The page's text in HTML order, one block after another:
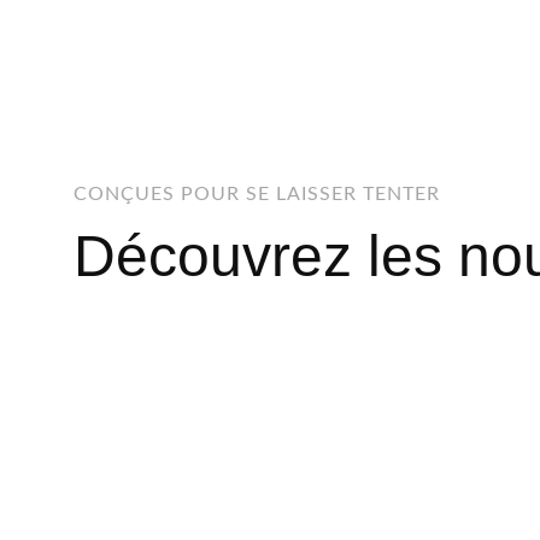
CONÇUES POUR SE LAISSER TENTER
Découvrez les